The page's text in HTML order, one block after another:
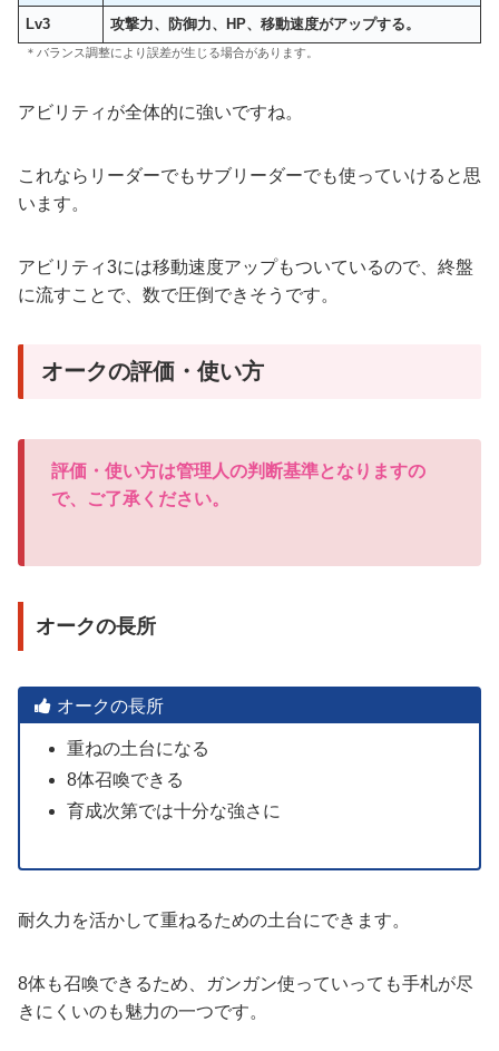
Lv3 攻撃力、防御力、HP、移動速度がアップする。
＊バランス調整により誤差が生じる場合があります。
アビリティが全体的に強いですね。
これならリーダーでもサブリーダーでも使っていけると思
います。
アビリティ3には移動速度アップもついているので、終盤
に流すことで、数で圧倒できそうです。
オークの評価・使い方
評価・使い方は管理人の判断基準となりますの
で、ご了承ください。
オークの長所
オークの長所
重ねの土台になる
8体召喚できる
育成次第では十分な強さに
耐久力を活かして重ねるための土台にできます。
8体も召喚できるため、ガンガン使っていっても手札が尽
きにくいのも魅力の一つです。